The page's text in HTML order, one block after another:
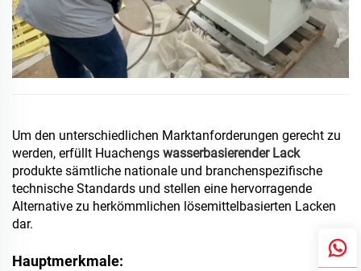
Um den unterschiedlichen Marktanforderungen gerecht zu
werden, erfüllt Huachengs wasserbasierender Lack
produkte sämtliche nationale und branchenspezifische
technische Standards und stellen eine hervorragende
Alternative zu herkömmlichen lösemittelbasierten Lacken
dar.
Hauptmerkmale: